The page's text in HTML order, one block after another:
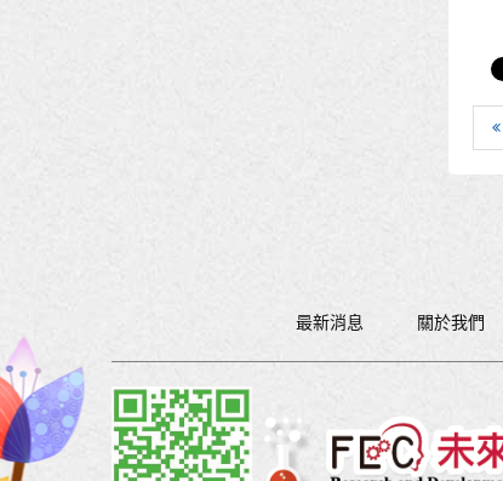
最新消息 關於我們